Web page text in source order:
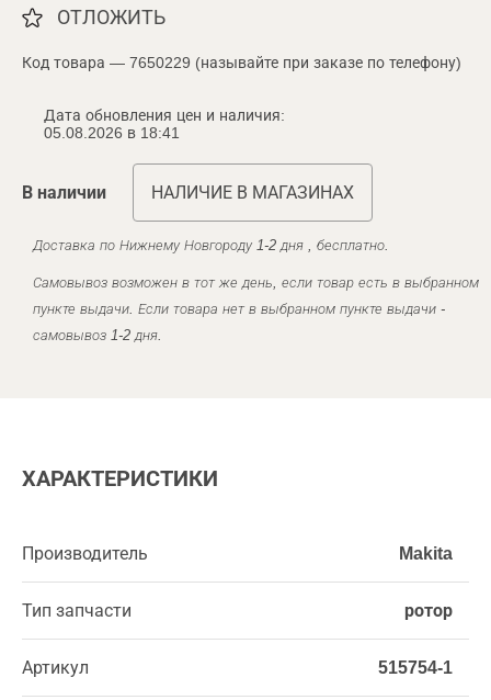
ОТЛОЖИТЬ
Код товара — 7650229 (называйте при заказе по телефону)
Дата обновления цен и наличия:
05.08.2026 в 18:41
В наличии НАЛИЧИЕ В МАГАЗИНАХ
Доставка по Нижнему Новгороду 1-2 дня , бесплатно.
Самовывоз возможен в тот же день, если товар есть в выбранном
пункте выдачи. Если товара нет в выбранном пункте выдачи -
самовывоз 1-2 дня.
ХАРАКТЕРИСТИКИ
Производитель Makita
Тип запчасти ротор
Артикул 515754-1